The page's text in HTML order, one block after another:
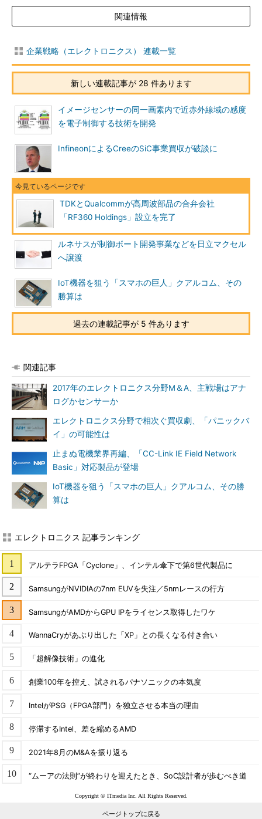
関連情報
企業戦略（エレクトロニクス） 連載一覧
新しい連載記事が 28 件あります
イメージセンサーの同一画素内で近赤外線域の感度
を電子制御する技術を開発
InfineonによるCreeのSiC事業買収が破談に
TDKとQualcommが高周波部品の合弁会社
「RF360 Holdings」設立を完了
ルネサスが制御ボート開発事業などを日立マクセル
へ譲渡
IoT機器を狙う「スマホの巨人」クアルコム、その
勝算は
過去の連載記事が 5 件あります
関連記事
2017年のエレクトロニクス分野M＆A、主戦場はアナ
ログかセンサーか
エレクトロニクス分野で相次ぐ買収劇、「パニックバ
イ」の可能性は
止まぬ電機業界再編、「CC-Link IE Field Network
Basic」対応製品が登場
IoT機器を狙う「スマホの巨人」クアルコム、その勝
算は
エレクトロニクス 記事ランキング
アルテラFPGA「Cyclone」、インテル傘下で第6世代製品に
SamsungがNVIDIAの7nm EUVを失注／5nmレースの行方
SamsungがAMDからGPU IPをライセンス取得したワケ
WannaCryがあぶり出した「XP」との長くなる付き合い
「超解像技術」の進化
創業100年を控え、試されるパナソニックの本気度
IntelがPSG（FPGA部門）を独立させる本当の理由
停滞するIntel、差を縮めるAMD
2021年8月のM&Aを振り返る
“ムーアの法則”が終わりを迎えたとき、SoC設計者が歩むべき道
Copyright © ITmedia Inc. All Rights Reserved.
ページトップに戻る